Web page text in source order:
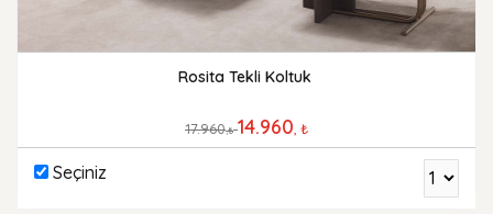
Rosita Tekli Koltuk
17.960,₺ 14.960 , ₺
Seçiniz